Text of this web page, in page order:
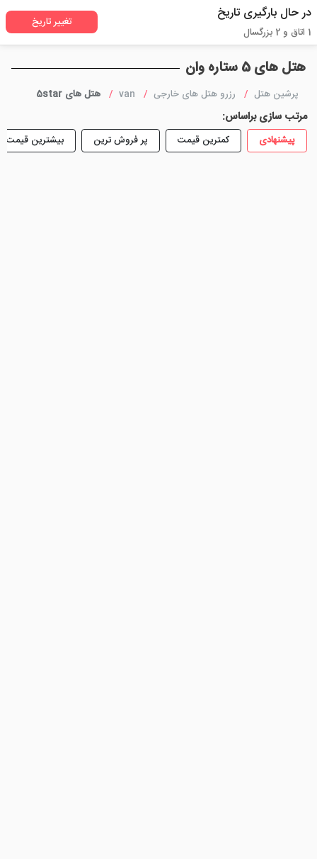
هتل های 5 ستاره وان
پرشین هتل رزرو هتل های خارجی van هتل های 5star
مرتب سازی براساس:
پیشنهادی کمترین قیمت پر فروش ترین بیشترین قیمت
در حال بارگیری تاریخ
1 اتاق و 2 بزرگسال
تغییر تاریخ